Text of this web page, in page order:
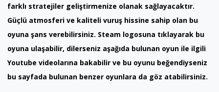
farklı stratejiler geliştirmenize olanak sağlayacaktır.
Güçlü atmosferi ve kaliteli vuruş hissine sahip olan bu
oyuna şans verebilirsiniz. Steam logosuna tıklayarak bu
oyuna ulaşabilir, dilerseniz aşağıda bulunan oyun ile ilgili
Youtube videolarına bakabilir ve bu oyunu beğendiyseniz
bu sayfada bulunan benzer oyunlara da göz atabilirsiniz.